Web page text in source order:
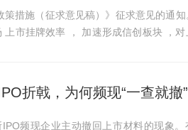
措施（征求意见稿）》征求意见的通知
市挂牌效率 ， 加速形成信创板块 ，对
折戟，为何频现“一查就撤”